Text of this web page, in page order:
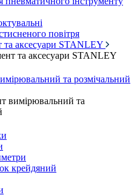
повітря
та аксесуари STANLEY
та аксесуари STANLEY
та розмічальний
вимірювальний та
крейдяний